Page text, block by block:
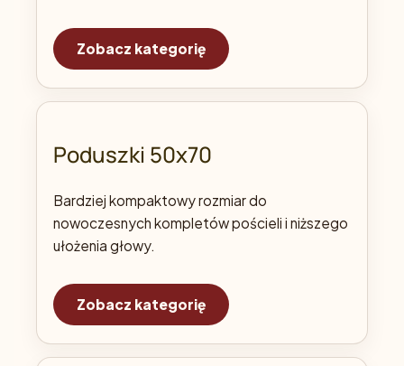
Zobacz kategorię
Poduszki 50x70
Bardziej kompaktowy rozmiar do
nowoczesnych kompletów pościeli i niższego
ułożenia głowy.
Zobacz kategorię